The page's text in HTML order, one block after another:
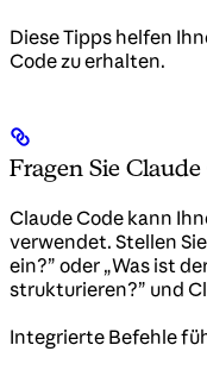
Diese Tipps helfen
Code zu erhalten.
Fragen Sie
Claude Code kann
verwendet. Stellen
ein?” oder „Was ist
strukturieren?” und
Integrierte Befehle